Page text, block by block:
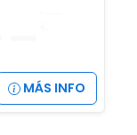
MÁS INFO